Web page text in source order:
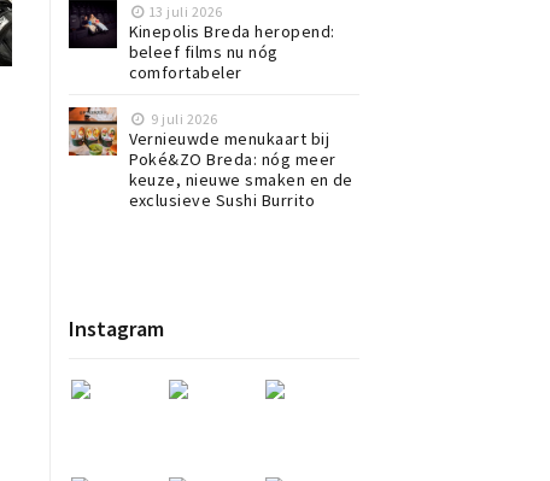
13 juli 2026
Kinepolis Breda heropend:
beleef films nu nóg
comfortabeler
9 juli 2026
Vernieuwde menukaart bij
Poké&ZO Breda: nóg meer
keuze, nieuwe smaken en de
exclusieve Sushi Burrito
Instagram